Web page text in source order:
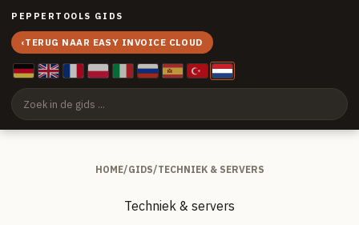
PEPPERTOOLS GIDS
‹TERUG NAAR EASY INVOICE CLOUD
HOME/GIDS/TECHNIEK & SERVERS
Techniek & servers